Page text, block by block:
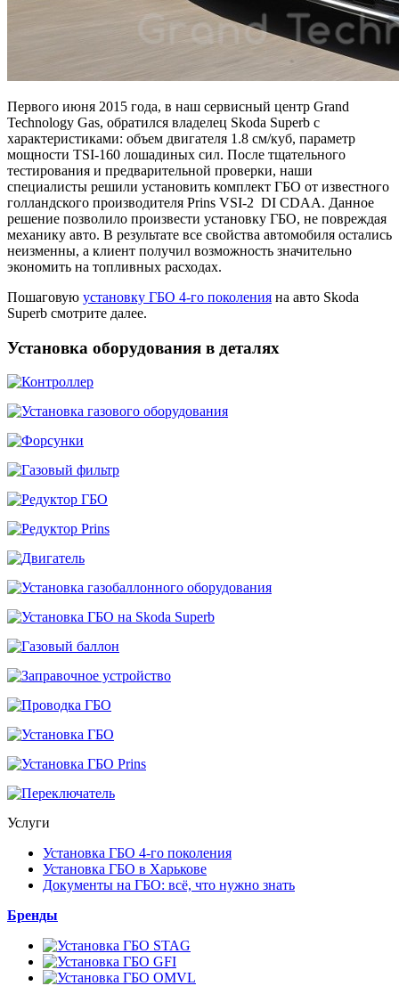
Первого июня 2015 года, в наш сервисный центр Grand
Technology Gas, обратился владелец Skoda Superb с
характеристиками: объем двигателя 1.8 см/куб, параметр
мощности TSI-160 лошадиных сил. После тщательного
тестирования и предварительной проверки, наши
специалисты решили установить комплект ГБО от известного
голландского производителя Prins VSI-2 DI CDAA. Данное
решение позволило произвести установку ГБО, не повреждая
механику авто. В результате все свойства автомобиля остались
неизменны, а клиент получил возможность значительно
экономить на топливных расходах.
Пошаговую установку ГБО 4-го поколения на авто Skoda
Superb смотрите далее.
Установка оборудования в деталях
Услуги
Установка ГБО 4-го поколения
Установка ГБО в Харькове
Документы на ГБО: всё, что нужно знать
Бренды